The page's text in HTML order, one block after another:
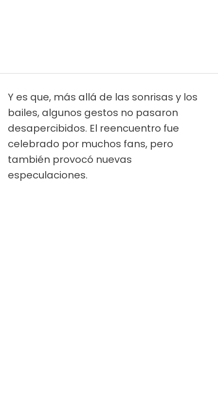
Y es que, más allá de las sonrisas y los
bailes, algunos gestos no pasaron
desapercibidos. El reencuentro fue
celebrado por muchos fans, pero
también provocó nuevas
especulaciones.